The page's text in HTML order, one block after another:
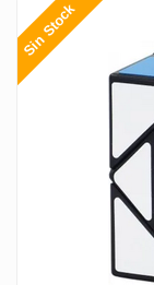
Sin Stock